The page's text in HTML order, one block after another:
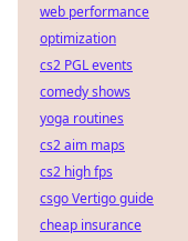
web performance
optimization
cs2 PGL events
comedy shows
yoga routines
cs2 aim maps
cs2 high fps
csgo Vertigo guide
cheap insurance